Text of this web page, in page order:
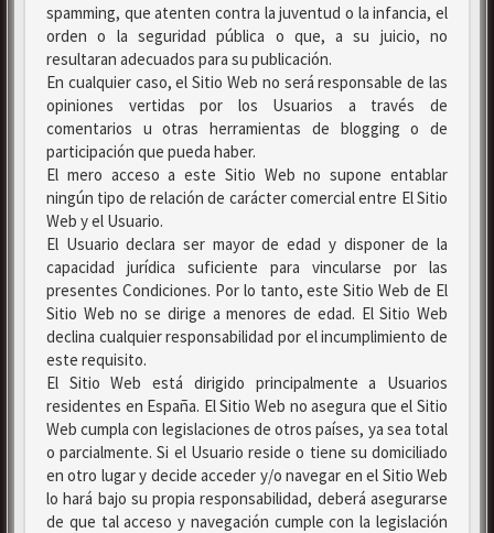
spamming, que atenten contra la juventud o la infancia, el
orden o la seguridad pública o que, a su juicio, no
resultaran adecuados para su publicación.
En cualquier caso, el Sitio Web no será responsable de las
opiniones vertidas por los Usuarios a través de
comentarios u otras herramientas de blogging o de
participación que pueda haber.
El mero acceso a este Sitio Web no supone entablar
ningún tipo de relación de carácter comercial entre El Sitio
Web y el Usuario.
El Usuario declara ser mayor de edad y disponer de la
capacidad jurídica suficiente para vincularse por las
presentes Condiciones. Por lo tanto, este Sitio Web de El
Sitio Web no se dirige a menores de edad. El Sitio Web
declina cualquier responsabilidad por el incumplimiento de
este requisito.
El Sitio Web está dirigido principalmente a Usuarios
residentes en España. El Sitio Web no asegura que el Sitio
Web cumpla con legislaciones de otros países, ya sea total
o parcialmente. Si el Usuario reside o tiene su domiciliado
en otro lugar y decide acceder y/o navegar en el Sitio Web
lo hará bajo su propia responsabilidad, deberá asegurarse
de que tal acceso y navegación cumple con la legislación